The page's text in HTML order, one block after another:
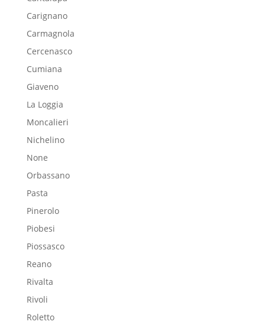
Carignano
Carmagnola
Cercenasco
Cumiana
Giaveno
La Loggia
Moncalieri
Nichelino
None
Orbassano
Pasta
Pinerolo
Piobesi
Piossasco
Reano
Rivalta
Rivoli
Roletto